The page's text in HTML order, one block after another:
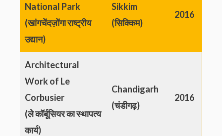
National Park
(खांगचेंदज़ोंगा राष्ट्रीय
उद्यान)
Sikkim
(सिक्किम)
2016
Architectural
Work of Le
Corbusier
(ले कॉर्बूसियर का स्थापत्य
कार्य)
Chandigarh
(चंडीगढ़)
2016